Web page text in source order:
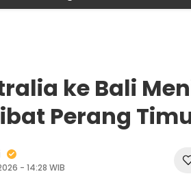
ke Bali
Perang
- 14:28 WIB